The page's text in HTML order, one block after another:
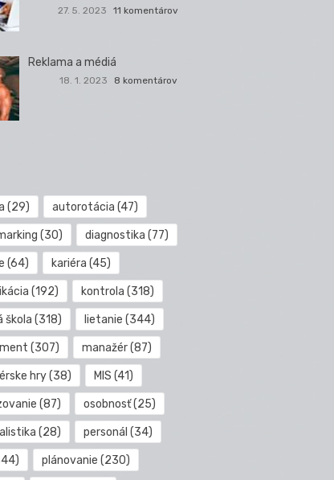
27. 5. 2023 11 komentárov
Reklama a médiá
18. 1. 2023 8 komentárov
(29) autorotácia (47)
(30) diagnostika (77)
(64) kariéra (45)
(192) kontrola (318)
škola (318) lietanie (344)
(307) manažér(87)
hry(38) MIS (41)
(87) osobnosť(25)
(28) personál (34)
plánovanie (230)